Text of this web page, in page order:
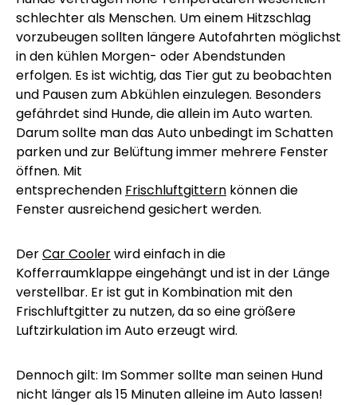
schlechter als Menschen. Um einem Hitzschlag
vorzubeugen sollten längere Autofahrten möglichst
in den kühlen Morgen- oder Abendstunden
erfolgen. Es ist wichtig, das Tier gut zu beobachten
und Pausen zum Abkühlen einzulegen. Besonders
gefährdet sind Hunde, die allein im Auto warten.
Darum sollte man das Auto unbedingt im Schatten
parken und zur Belüftung immer mehrere Fenster
öffnen. Mit
entsprechenden Frischluftgittern können die
Fenster ausreichend gesichert werden.
DerCar Coolerwird einfach in die
Kofferraumklappe eingehängt und ist in der Länge
verstellbar. Er ist gut in Kombination mit den
Frischluftgitter zu nutzen, da so eine größere
Luftzirkulation im Auto erzeugt wird.
Dennoch gilt: Im Sommer sollte man seinen Hund
nicht länger als 15 Minuten alleine im Auto lassen!